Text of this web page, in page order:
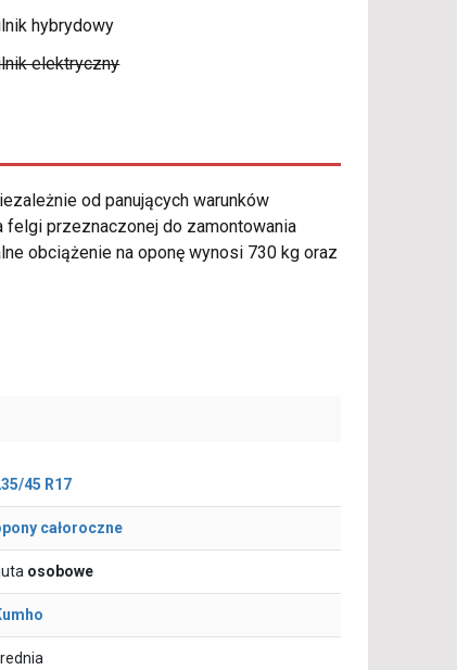
hybrydowy
elektryczny
od panujących warunków
przeznaczonej do zamontowania
obciążenie na oponę wynosi 730 kg oraz
45 R17
całoroczne
osobowe